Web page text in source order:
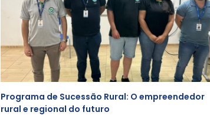
Programa de Sucessão Rural: O empreendedor
rural e regional do futuro